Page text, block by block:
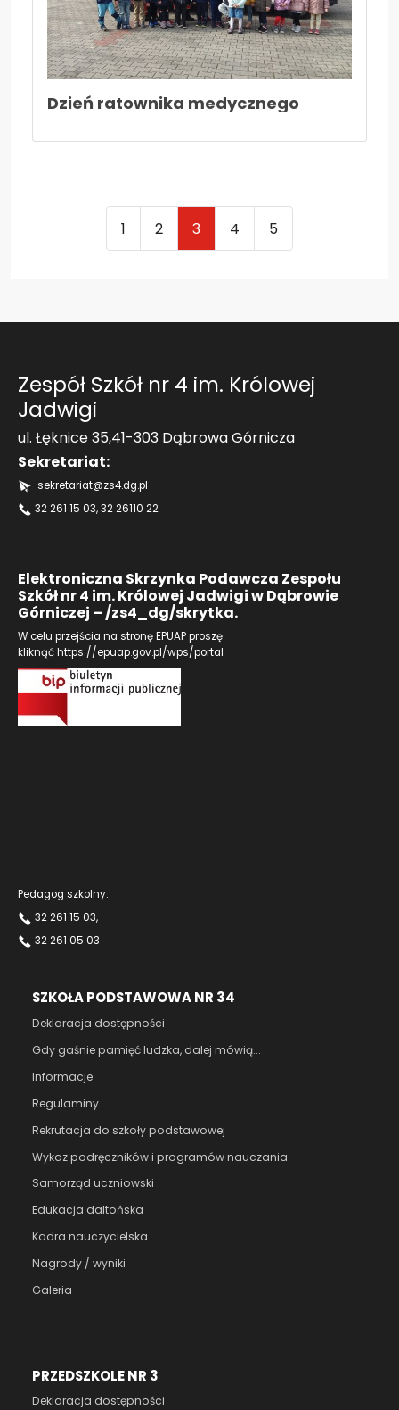
Dzień ratownika medycznego
1 2 3 4 5
Zespół Szkół nr 4 im. Królowej
Jadwigi
ul. Łęknice 35,41-303 Dąbrowa Górnicza
Sekretariat:
sekretariat@zs4.dg.pl
32 261 15 03, 32 26110 22
Elektroniczna Skrzynka Podawcza Zespołu
Szkół nr 4 im. Królowej Jadwigi w Dąbrowie
Górniczej – /zs4_dg/skrytka.
W celu przejścia na stronę EPUAP proszę
kliknąćhttps://epuap.gov.pl/wps/portal
Pedagog szkolny:
32 261 15 03,
32 261 05 03
SZKOŁA PODSTAWOWA NR 34
Deklaracja dostępności
Gdy gaśnie pamięć ludzka, dalej mówią...
Informacje
Regulaminy
Rekrutacja do szkoły podstawowej
Wykaz podręczników i programów nauczania
Samorząd uczniowski
Edukacja daltońska
Kadra nauczycielska
Nagrody / wyniki
Galeria
PRZEDSZKOLE NR 3
Deklaracja dostępności